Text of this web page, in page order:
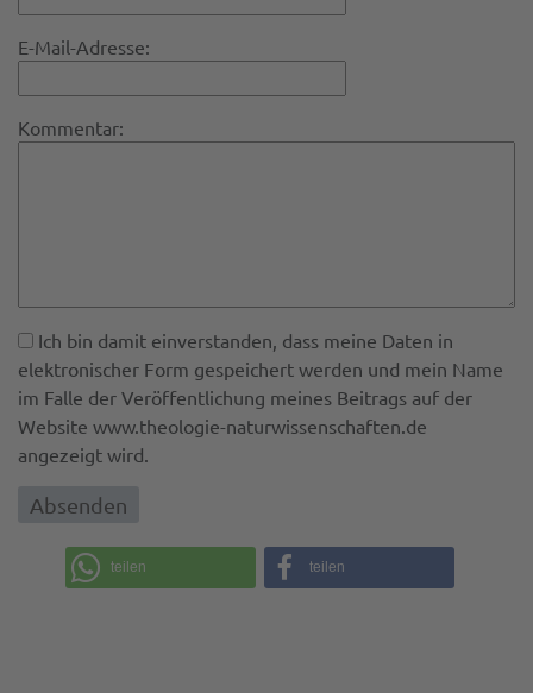
E-Mail-Adresse:
Kommentar:
Ich bin damit einverstanden, dass meine Daten in
elektronischer Form gespeichert werden und mein Name
im Falle der Veröffentlichung meines Beitrags auf der
Website www.theologie-naturwissenschaften.de
angezeigt wird.
teilen teilen